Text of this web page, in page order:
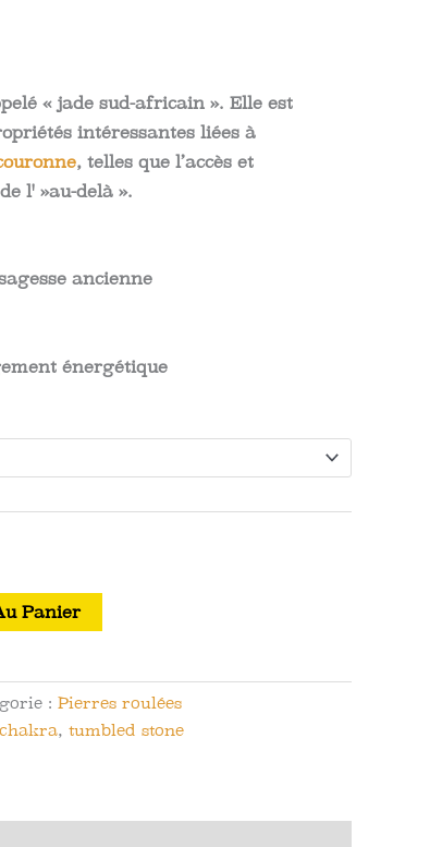
« jade sud-africain ». Elle est
intéressantes liées à
, telles que l’accès et
l' »au-delà ».
ancienne
énergétique
Panier
: Pierres roulées
, tumbled stone